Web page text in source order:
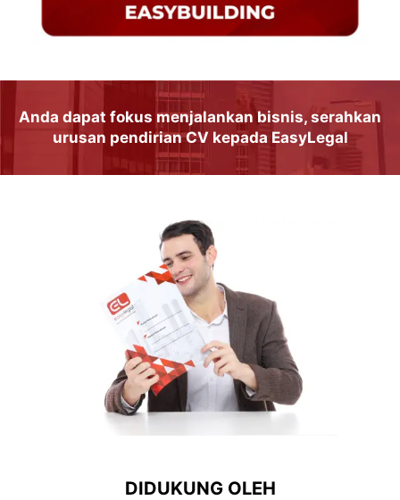
Anda dapat fokus menjalankanbisnis, serahkan
urusan pendirian CV kepada EasyLegal
DIDUKUNG OLEH